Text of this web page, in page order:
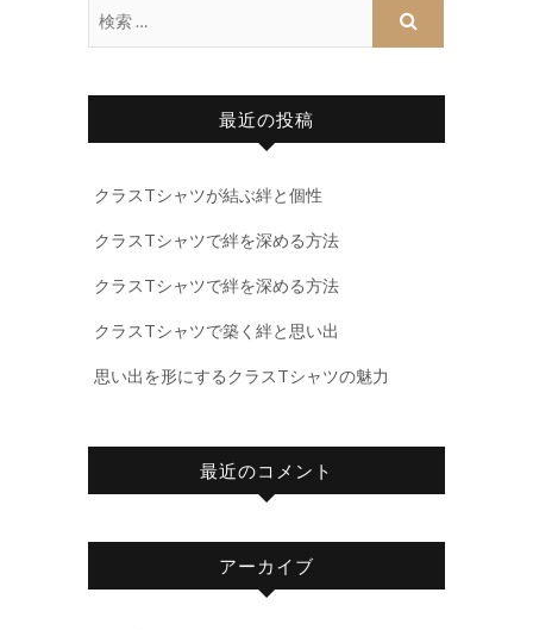
最近の投稿
クラスTシャツが結ぶ絆と個性
クラスTシャツで絆を深める方法
クラスTシャツで絆を深める方法
クラスTシャツで築く絆と思い出
思い出を形にするクラスTシャツの魅力
最近のコメント
アーカイブ